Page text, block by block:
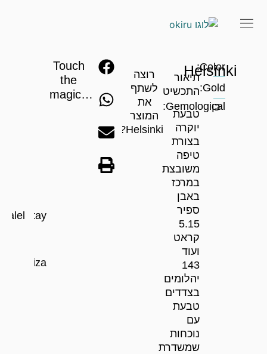
Helsinki
Color:
Gold:
Gemological:
כן
תיאור
התכשיט
טבעת
יוקרה
בצורת
טיפה
משובצת
במרכז
באבן
ספיר
5.15
קראט
ועוד
143
יהלומים
בצדדים
טבעת
עם
נוכחות
שמשדרת
רוצה
לשתף
את
המוצר
Helsinki?
Touch
the
magic…
Itay
Halel
Ibiza